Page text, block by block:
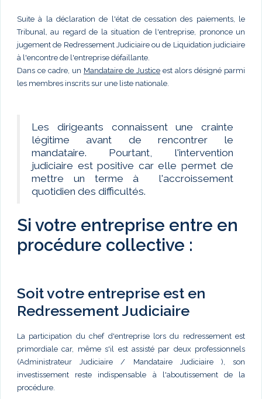
Suite à la déclaration de l'état de cessation des paiements, le
Tribunal, au regard de la situation de l'entreprise, prononce un
jugement de Redressement Judiciaire ou de Liquidation judiciaire
à l'encontre de l'entreprise défaillante.
Dans ce cadre, un Mandataire de Justice est alors désigné parmi
les membres inscrits sur une liste nationale.
Les dirigeants connaissent une crainte
légitime avant de rencontrer le
mandataire. Pourtant, l'intervention
judiciaire est positive car elle permet de
mettre un terme à l'accroissement
quotidien des difficultés.
Si votre entreprise entre en
procédure collective :
Soit votre entreprise est en
Redressement Judiciaire
La participation du chef d'entreprise lors du redressement est
primordiale car, même s'il est assisté par deux professionnels
(Administrateur Judiciaire / Mandataire Judiciaire ), son
investissement reste indispensable à l'aboutissement de la
procédure.